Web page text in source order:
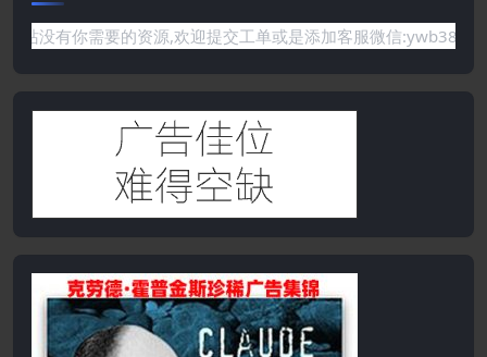
需要的资源,欢迎提交工单或是添加客服微信:ywb386获取帮助！